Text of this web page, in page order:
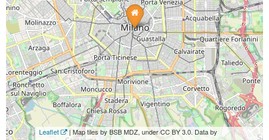
Leaflet
| Map tiles by BSB MDZ, under CC BY 3.0. Data by